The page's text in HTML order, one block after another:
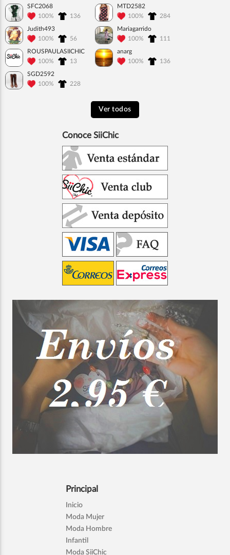
SFC2068
100%
136
MTD2582
100%
284
Judith493
100%
56
Mariagarrido
100%
111
ROUSPAULASIICHIC
100%
13
anarg
100%
136
SGD2592
100%
228
Ver todos
Conoce SiiChic
Principal
Inicio
Moda Mujer
Moda Hombre
Infantil
Moda SiiChic